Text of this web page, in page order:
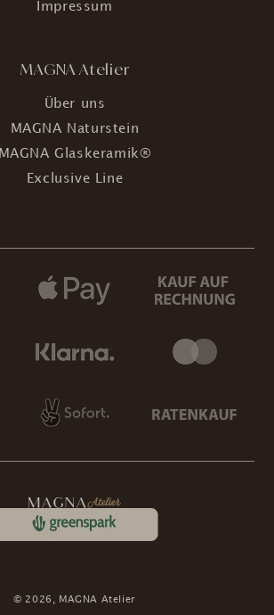
Impressum
MAGNA Atelier
Über uns
MAGNA Naturstein
MAGNA Glaskeramik®
Exclusive Line
© 2026, MAGNA Atelier